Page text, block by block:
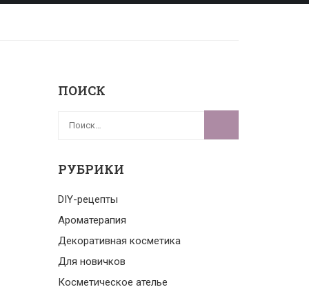
ПОИСК
РУБРИКИ
DIY-рецепты
Ароматерапия
Декоративная косметика
Для новичков
Косметическое ателье